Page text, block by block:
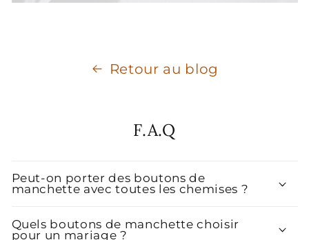
Retour au blog
F.A.Q
Peut-on porter des boutons de
manchette avec toutes les chemises ?
Quels boutons de manchette choisir
pour un mariage ?